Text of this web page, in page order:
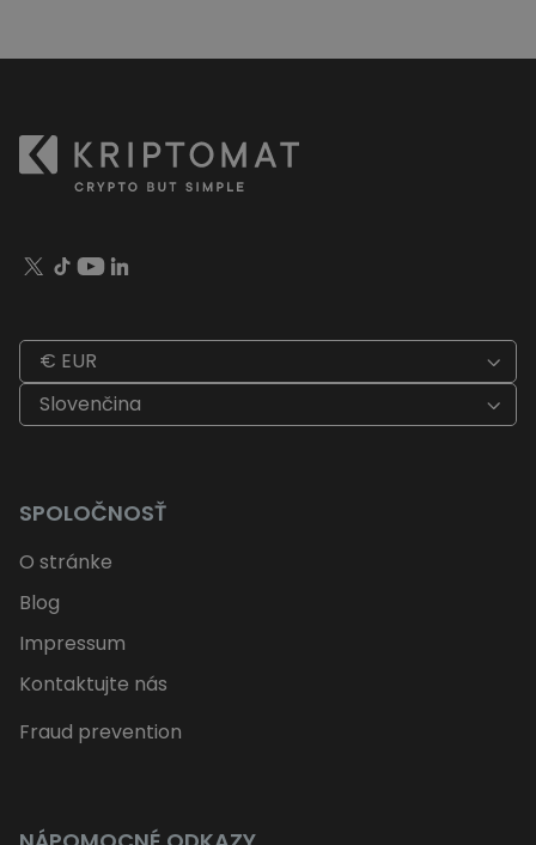
€ EUR
Slovenčina
SPOLOČNOSŤ
O stránke
Blog
Impressum
Kontaktujte nás
Fraud prevention